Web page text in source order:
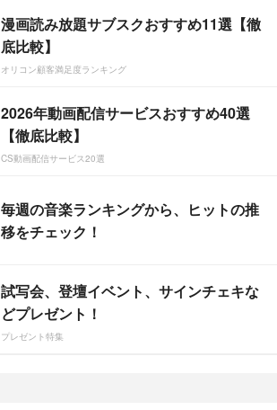
漫画読み放題サブスクおすすめ11選【徹
底比較】
オリコン顧客満足度ランキング
2026年動画配信サービスおすすめ40選
【徹底比較】
CS動画配信サービス20選
毎週の音楽ランキングから、ヒットの推
移をチェック！
試写会、登壇イベント、サインチェキな
どプレゼント！
プレゼント特集